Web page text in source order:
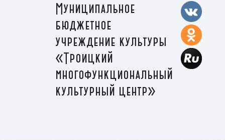
Муниципальное
бюджетное
учреждение культуры
«Троицкий
многофункциональный
культурный центр»